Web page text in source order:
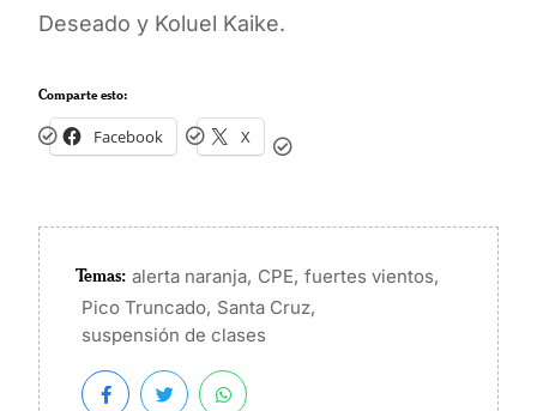
Deseado y Koluel Kaike.
Comparte esto:
Facebook X
Temas: alerta naranja, CPE, fuertes vientos,
Pico Truncado, Santa Cruz,
suspensión de clases